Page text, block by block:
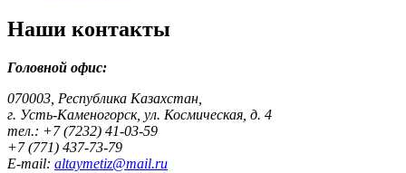
Наши контакты
Головной офис:
070003, Республика Казахстан,
г. Усть-Каменогорск, ул. Космическая, д. 4
тел.: +7 (7232) 41-03-59
+7 (771) 437-73-79
E-mail: altaymetiz@mail.ru